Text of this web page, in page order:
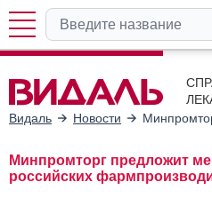
Видаль
Новости
Минпромторг предложит
российских